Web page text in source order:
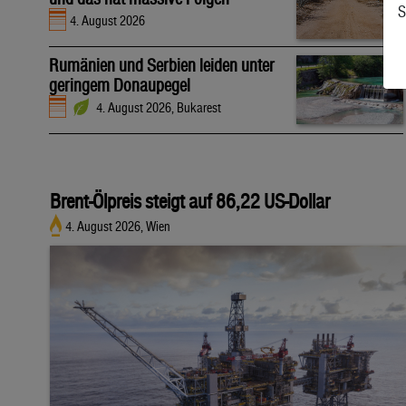
4. August 2026
Rumänien und Serbien leiden unter
geringem Donaupegel
4. August 2026, Bukarest
Brent-Ölpreis steigt auf 86,22 US-Dollar
4. August 2026, Wien